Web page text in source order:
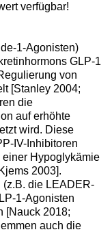
verfügbar!
1-Agonisten)
GLP-1
von
[Stanley 2004;
die
auf erhöhte
wird. Diese
IV-Inhibitoren
Hypoglykämie
2003].
(z.B. die LEADER-
1-Agonisten
[Nauck 2018;
auch die